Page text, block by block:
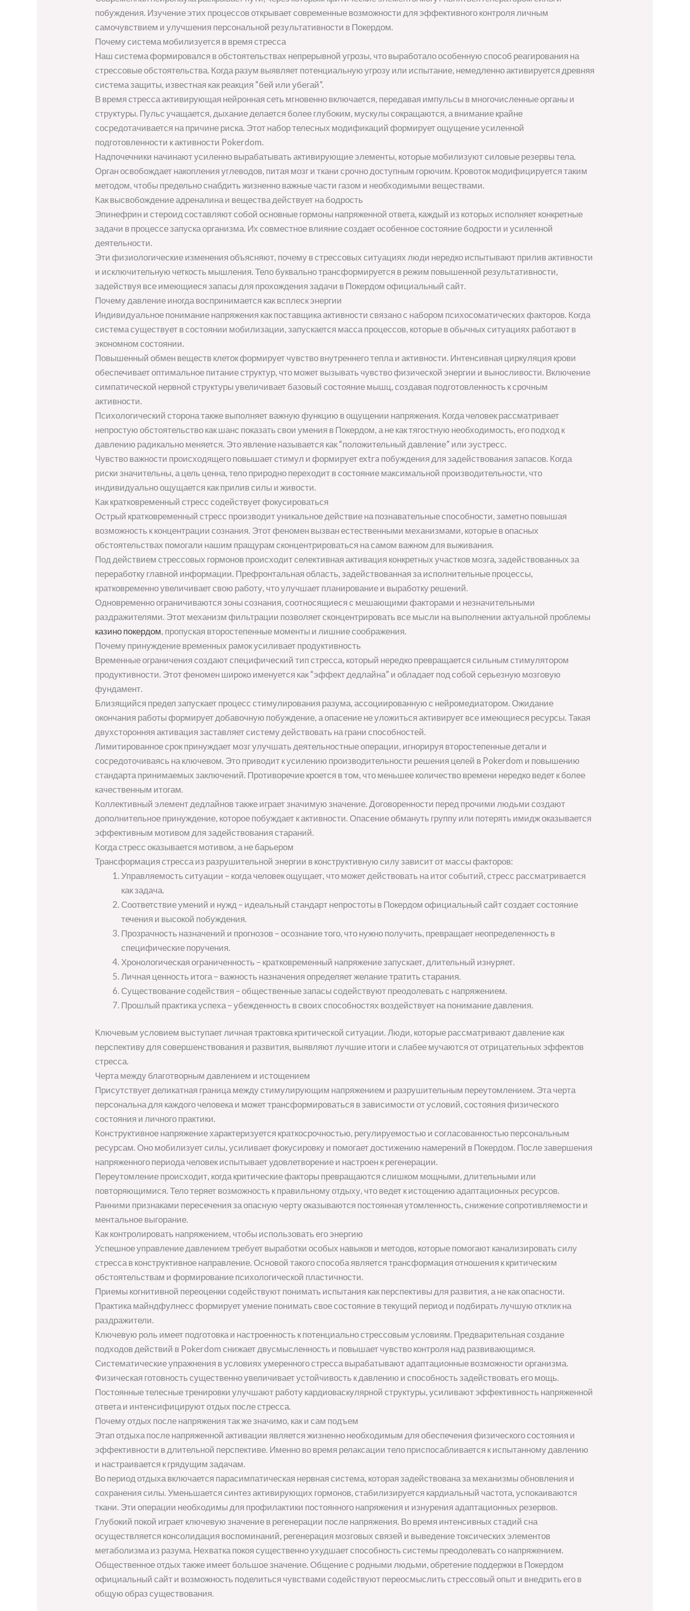
побуждения. Изучение этих процессов открывает современные возможности для эффективного контроля личным
самочувствием и улучшения персональной результативности в Покердом.
Почему система мобилизуется в время стресса
Наш система формировался в обстоятельствах непрерывной угрозы, что выработало особенную способ реагирования на
стрессовые обстоятельства. Когда разум выявляет потенциальную угрозу или испытание, немедленно активируется древняя
система защиты, известная как реакция “бей или убегай”.
В время стресса активирующая нейронная сеть мгновенно включается, передавая импульсы в многочисленные органы и
структуры. Пульс учащается, дыхание делается более глубоким, мускулы сокращаются, а внимание крайне
сосредотачивается на причине риска. Этот набор телесных модификаций формирует ощущение усиленной
подготовленности к активности Pokerdom.
Надпочечники начинают усиленно вырабатывать активирующие элементы, которые мобилизуют силовые резервы тела.
Орган освобождает накопления углеводов, питая мозг и ткани срочно доступным горючим. Кровоток модифицируется таким
методом, чтобы предельно снабдить жизненно важные части газом и необходимыми веществами.
Как высвобождение адреналина и вещества действует на бодрость
Эпинефрин и стероид составляют собой основные гормоны напряженной ответа, каждый из которых исполняет конкретные
задачи в процессе запуска организма. Их совместное влияние создает особенное состояние бодрости и усиленной
деятельности.
Эти физиологические изменения объясняют, почему в стрессовых ситуациях люди нередко испытывают прилив активности
и исключительную четкость мышления. Тело буквально трансформируется в режим повышенной результативности,
задействуя все имеющиеся запасы для прохождения задачи в Покердом официальный сайт.
Почему давление иногда воспринимается как всплеск энергии
Индивидуальное понимание напряжения как поставщика активности связано с набором психосоматических факторов. Когда
система существует в состоянии мобилизации, запускается масса процессов, которые в обычных ситуациях работают в
экономном состоянии.
Повышенный обмен веществ клеток формирует чувство внутреннего тепла и активности. Интенсивная циркуляция крови
обеспечивает оптимальное питание структур, что может вызывать чувство физической энергии и выносливости. Включение
симпатической нервной структуры увеличивает базовый состояние мышц, создавая подготовленность к срочным
активности.
Психологический сторона также выполняет важную функцию в ощущении напряжения. Когда человек рассматривает
непростую обстоятельство как шанс показать свои умения в Покердом, а не как тягостную необходимость, его подход к
давлению радикально меняется. Это явление называется как “положительный давление” или эустресс.
Чувство важности происходящего повышает стимул и формирует extra побуждения для задействования запасов. Когда
риски значительны, а цель ценна, тело природно переходит в состояние максимальной производительности, что
индивидуально ощущается как прилив силы и живости.
Как кратковременный стресс содействует фокусироваться
Острый кратковременный стресс производит уникальное действие на познавательные способности, заметно повышая
возможность к концентрации сознания. Этот феномен вызван естественными механизмами, которые в опасных
обстоятельствах помогали нашим пращурам сконцентрироваться на самом важном для выживания.
Под действием стрессовых гормонов происходит селективная активация конкретных участков мозга, задействованных за
переработку главной информации. Префронтальная область, задействованная за исполнительные процессы,
кратковременно увеличивает свою работу, что улучшает планирование и выработку решений.
Одновременно ограничиваются зоны сознания, соотносящиеся с мешающими факторами и незначительными
раздражителями. Этот механизм фильтрации позволяет сконцентрировать все мысли на выполнении актуальной проблемы
казино покердом, пропуская второстепенные моменты и лишние соображения.
Почему принуждение временных рамок усиливает продуктивность
Временные ограничения создают специфический тип стресса, который нередко превращается сильным стимулятором
продуктивности. Этот феномен широко именуется как “эффект дедлайна” и обладает под собой серьезную мозговую
фундамент.
Близящийся предел запускает процесс стимулирования разума, ассоциированную с нейромедиатором. Ожидание
окончания работы формирует добавочную побуждение, а опасение не уложиться активирует все имеющиеся ресурсы. Такая
двухсторонняя активация заставляет систему действовать на грани способностей.
Лимитированное срок принуждает мозг улучшать деятельностные операции, игнорируя второстепенные детали и
сосредоточиваясь на ключевом. Это приводит к усилению производительности решения целей в Pokerdom и повышению
стандарта принимаемых заключений. Противоречие кроется в том, что меньшее количество времени нередко ведет к более
качественным итогам.
Коллективный элемент дедлайнов также играет значимую значение. Договоренности перед прочими людьми создают
дополнительное принуждение, которое побуждает к активности. Опасение обмануть группу или потерять имидж оказывается
эффективным мотивом для задействования стараний.
Когда стресс оказывается мотивом, а не барьером
Трансформация стресса из разрушительной энергии в конструктивную силу зависит от массы факторов:
Управляемость ситуации – когда человек ощущает, что может действовать на итог событий, стресс рассматривается
как задача.
Соответствие умений и нужд – идеальный стандарт непростоты в Покердом официальный сайт создает состояние
течения и высокой побуждения.
Прозрачность назначений и прогнозов – осознание того, что нужно получить, превращает неопределенность в
специфические поручения.
Хронологическая ограниченность – кратковременный напряжение запускает, длительный изнуряет.
Личная ценность итога – важность назначения определяет желание тратить старания.
Существование содействия – общественные запасы содействуют преодолевать с напряжением.
Прошлый практика успеха – убежденность в своих способностях воздействует на понимание давления.
Ключевым условием выступает личная трактовка критической ситуации. Люди, которые рассматривают давление как
перспективу для совершенствования и развития, выявляют лучшие итоги и слабее мучаются от отрицательных эффектов
стресса.
Черта между благотворным давлением и истощением
Присутствует деликатная граница между стимулирующим напряжением и разрушительным переутомлением. Эта черта
персональна для каждого человека и может трансформироваться в зависимости от условий, состояния физического
состояния и личного практики.
Конструктивное напряжение характеризуется краткосрочностью, регулируемостью и согласованностью персональным
ресурсам. Оно мобилизует силы, усиливает фокусировку и помогает достижению намерений в Покердом. После завершения
напряженного периода человек испытывает удовлетворение и настроен к регенерации.
Переутомление происходит, когда критические факторы превращаются слишком мощными, длительными или
повторяющимися. Тело теряет возможность к правильному отдыху, что ведет к истощению адаптационных ресурсов.
Ранними признаками пересечения за опасную черту оказываются постоянная утомленность, снижение сопротивляемости и
ментальное выгорание.
Как контролировать напряжением, чтобы использовать его энергию
Успешное управление давлением требует выработки особых навыков и методов, которые помогают канализировать силу
стресса в конструктивное направление. Основой такого способа является трансформация отношения к критическим
обстоятельствам и формирование психологической пластичности.
Приемы когнитивной переоценки содействуют понимать испытания как перспективы для развития, а не как опасности.
Практика майндфулнесс формирует умение понимать свое состояние в текущий период и подбирать лучшую отклик на
раздражители.
Ключевую роль имеет подготовка и настроенность к потенциально стрессовым условиям. Предварительная создание
подходов действий в Pokerdom снижает двусмысленность и повышает чувство контроля над развивающимся.
Систематические упражнения в условиях умеренного стресса вырабатывают адаптационные возможности организма.
Физическая готовность существенно увеличивает устойчивость к давлению и способность задействовать его мощь.
Постоянные телесные тренировки улучшают работу кардиоваскулярной структуры, усиливают эффективность напряженной
ответа и интенсифицируют отдых после стресса.
Почему отдых после напряжения так же значимо, как и сам подъем
Этап отдыха после напряженной активации является жизненно необходимым для обеспечения физического состояния и
эффективности в длительной перспективе. Именно во время релаксации тело приспосабливается к испытанному давлению
и настраивается к грядущим задачам.
Во период отдыха включается парасимпатическая нервная система, которая задействована за механизмы обновления и
сохранения силы. Уменьшается синтез активирующих гормонов, стабилизируется кардиальный частота, успокаиваются
ткани. Эти операции необходимы для профилактики постоянного напряжения и изнурения адаптационных резервов.
Глубокий покой играет ключевую значение в регенерации после напряжения. Во время интенсивных стадий сна
осуществляется консолидация воспоминаний, регенерация мозговых связей и выведение токсических элементов
метаболизма из разума. Нехватка покоя существенно ухудшает способность системы преодолевать со напряжением.
Общественное отдых также имеет большое значение. Общение с родными людьми, обретение поддержки в Покердом
официальный сайт и возможность поделиться чувствами содействуют переосмыслить стрессовый опыт и внедрить его в
общую образ существования.